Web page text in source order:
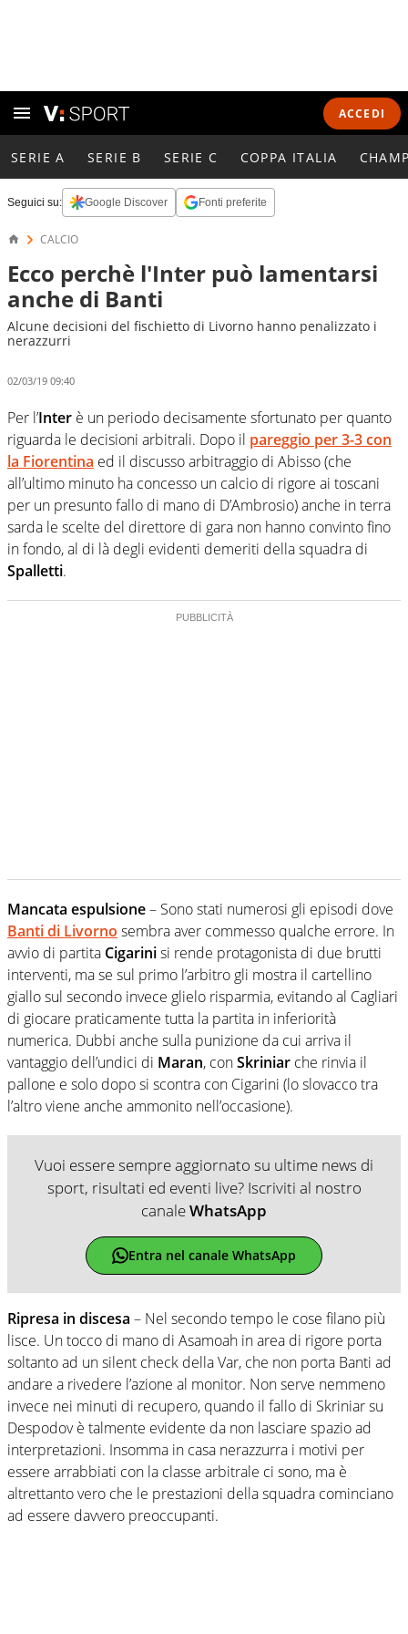
ACCEDI
SERIE A SERIE B SERIE C COPPA ITALIA
Seguici su: Google Discover Fonti preferite
CALCIO
Ecco perchè l'Inter può lamentarsi
anche di Banti
Alcune decisioni del fischietto di Livorno hanno penalizzato i
nerazzurri
02/03/19 09:40
Per l’Inter è un periodo decisamente sfortunato per quanto
riguarda le decisioni arbitrali. Dopo il pareggio per 3-3 con
la Fiorentina ed il discusso arbitraggio di Abisso (che
all’ultimo minuto ha concesso un calcio di rigore ai toscani
per un presunto fallo di mano di D’Ambrosio) anche in terra
sarda le scelte del direttore di gara non hanno convinto fino
in fondo, al di là degli evidenti demeriti della squadra di
Spalletti.
Mancata espulsione– Sono stati numerosi gli episodi dove
Banti di Livorno sembra aver commesso qualche errore. In
avvio di partita Cigarinisi rende protagonista di due brutti
interventi, ma se sul primo l’arbitro gli mostra il cartellino
giallo sul secondo invece glielo risparmia, evitando al Cagliari
di giocare praticamente tutta la partita in inferiorità
numerica. Dubbi anche sulla punizione da cui arriva il
vantaggio dell’undici di Maran, conSkriniar che rinvia il
pallone e solo dopo si scontra con Cigarini (lo slovacco tra
l’altro viene anche ammonito nell’occasione).
Vuoi essere sempre aggiornato su ultime news di
sport, risultati ed eventi live? Iscriviti al nostro
canaleWhatsApp
Entra nel canale WhatsApp
Ripresa in discesa – Nel secondo tempo le cose filano più
lisce. Un tocco di mano di Asamoah in area di rigore porta
soltanto ad un silent check della Var, che non porta Banti ad
andare a rivedere l’azione al monitor. Non serve nemmeno
invece nei minuti di recupero, quando il fallo di Skriniar su
Despodov è talmente evidente da non lasciare spazio ad
interpretazioni. Insomma in casa nerazzurra i motivi per
essere arrabbiati con la classe arbitrale ci sono, ma è
altrettanto vero che le prestazioni della squadra cominciano
ad essere davvero preoccupanti.